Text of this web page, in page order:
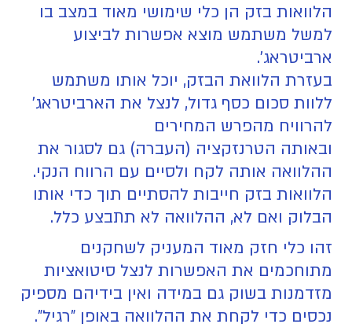
הלוואות בזק הן כלי שימושי מאוד במצב בו
למשל משתמש מוצא אפשרות לביצוע
ארביטראג'.
בעזרת הלוואת הבזק, יוכל אותו משתמש
ללוות סכום כסף גדול, לנצל את הארביטראג'
להרוויח מהפרש המחירים
ובאותה הטרנזקציה (העברה) גם לסגור את
ההלוואה אותה לקח ולסיים עם הרווח הנקי.
הלוואות בזק חייבות להסתיים תוך כדי אותו
הבלוק ואם לא, ההלוואה לא תתבצע כלל.
זהו כלי חזק מאוד המעניק לשחקנים
מתוחכמים את האפשרות לנצל סיטואציות
מזדמנות בשוק גם במידה ואין בידיהם מספיק
נכסים כדי לקחת את ההלוואה באופן "רגיל".